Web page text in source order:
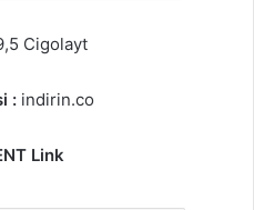
Cigolayt
: indirin.co
Link